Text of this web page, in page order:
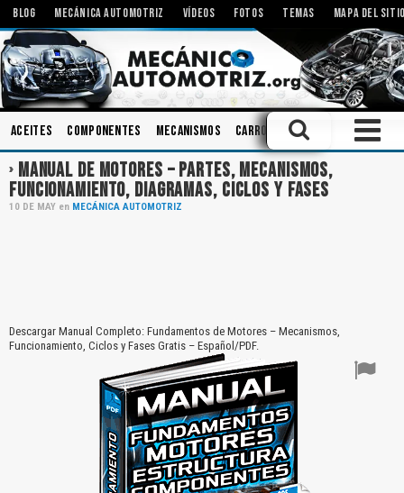
BLOG MECÁNICA AUTOMOTRIZ VÍDEOS FOTOS TEMAS MAPA DEL
Aceites Componentes Mecanismos Carrocerias Ingeniería
MANUAL DE MOTORES – PARTES, MECANISMOS,
FUNCIONAMIENTO, DIAGRAMAS, CICLOS Y FASES
10 DE MAY en MECÁNICA AUTOMOTRIZ
Descargar Manual Completo: Fundamentos de Motores – Mecanismos,
Funcionamiento, Ciclos y Fases Gratis – Español/PDF.